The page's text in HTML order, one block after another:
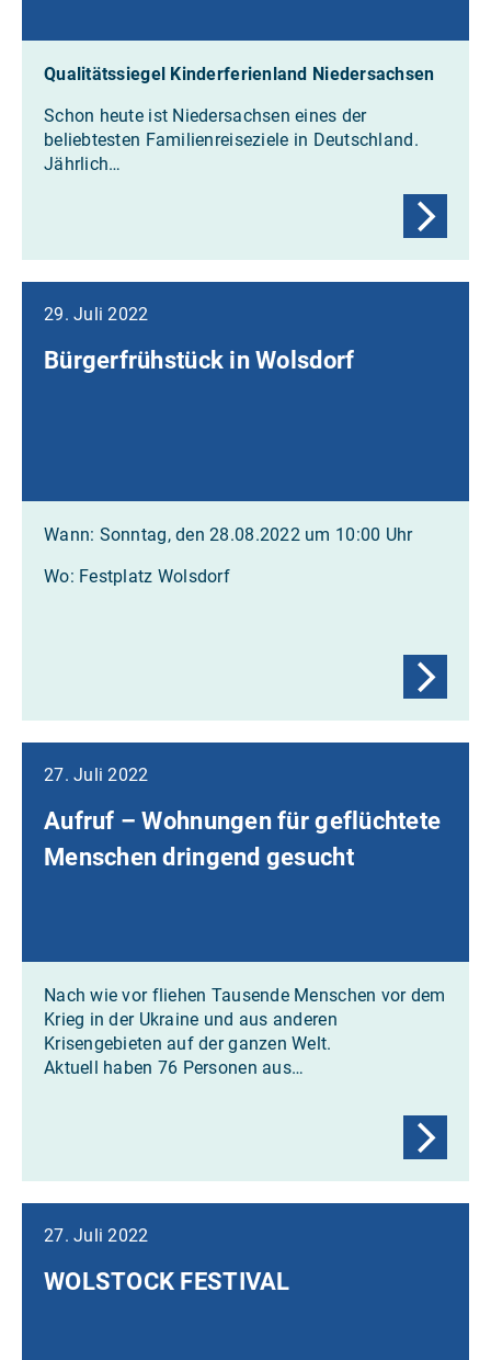
Qualitätssiegel Kinderferienland Niedersachsen
Schon heute ist Niedersachsen eines der
beliebtesten Familienreiseziele in Deutschland.
Jährlich…
29. Juli 2022
Bürgerfrühstück in Wolsdorf
Wann: Sonntag, den 28.08.2022 um 10:00 Uhr
Wo: Festplatz Wolsdorf
27. Juli 2022
Aufruf – Wohnungen für geflüchtete
Menschen dringend gesucht
Nach wie vor fliehen Tausende Menschen vor dem
Krieg in der Ukraine und aus anderen
Krisengebieten auf der ganzen Welt.
Aktuell haben 76 Personen aus…
27. Juli 2022
WOLSTOCK FESTIVAL